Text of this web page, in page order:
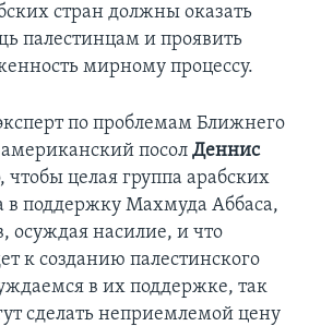
стран должны оказать
палестинцам и проявить
мирному процессу.
по проблемам Ближнего
посол Деннис
целая группа арабских
в поддержку Махмуда Аббаса,
осуждая насилие, и что
к созданию палестинского
в их поддержке, так
сделать неприемлемой цену